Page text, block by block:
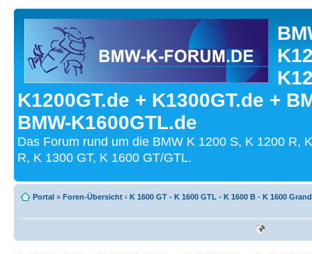
K1200GT.de + K1300GT.de +
BMW-K1600GTL.de
Das Forum rund um die BMW K 1200 S, K 1200 R,
R, K 1300 GT, K 1600 GT/GTL.
Portal » Foren-Übersicht ‹ K 1600 GT - K 1600 GTL - K 1600 B - K 1600